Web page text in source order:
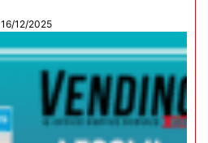
16/12/2025